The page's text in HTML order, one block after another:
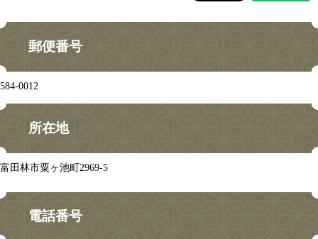
郵便番号
584-0012
所在地
富田林市粟ヶ池町2969-5
電話番号